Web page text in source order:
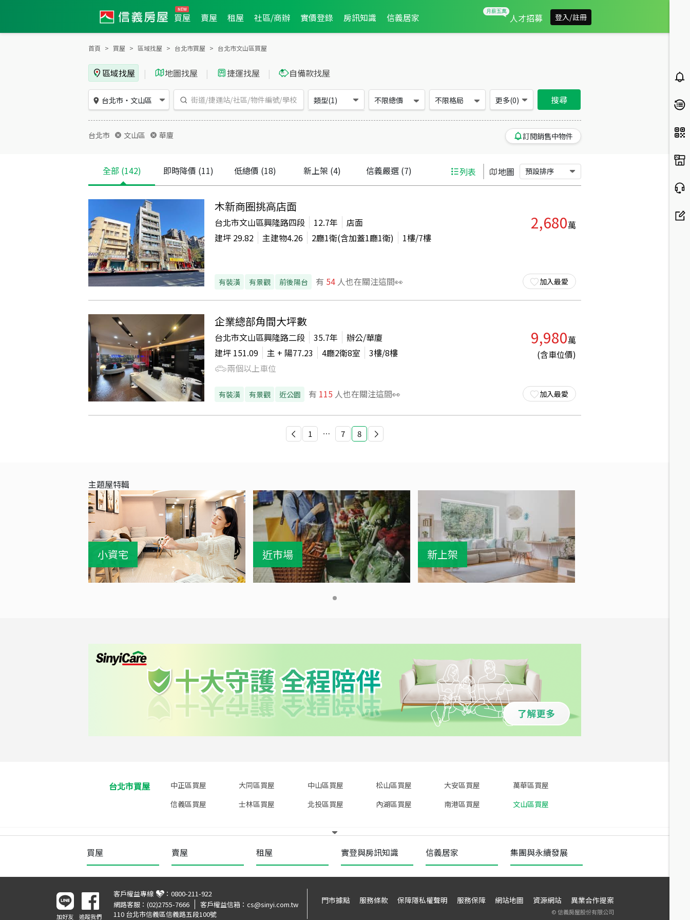
買屋 賣屋 租屋 社區/商辦 實價登錄 房訊知識 信義居家 人才招募 登入/註冊
首頁 買屋 區域找屋 台北市買屋 台北市文山區買屋
區域找屋 | 地圖找屋 | 捷運找屋 | 自備款找屋
台北市 ・ 文山區 類型(1) 不限總價 不限格局 更多(0) 搜尋
台北市 文山區 華廈 訂閱銷售中物件
全部 (142) 即時降價 (11) 低總價 (18) 新上架 (4) 信義嚴選(7) 列表 地圖 預設排序
木新商圈挑高店面
台北市文山區興隆路四段 12.7年
店面
建坪 29.82 主建物4.26 2廳1衛(含加蓋1廳1衛) 1樓/7樓
有裝潢 有景觀 前後陽台 有 54 人也在關注這間👀
2,680萬
加入最愛
企業總部角間大坪數
台北市文山區興隆路二段 35.7年
辦公/華廈
建坪 151.09 主 + 陽77.23 4廳2衛8室 3樓/8樓
兩個以上車位
有裝潢 有景觀 近公園 有 115 人也在關注這間👀
9,980萬
(含車位價)
加入最愛
1 ⋯ 7 8
主題屋特輯
小資宅 近市場 新上架
台北市買屋 中正區買屋 大同區買屋 中山區買屋 松山區買屋 大安區買屋
萬華區買屋
信義區買屋
士林區買屋 北投區買屋 內湖區買屋 南港區買屋 文山區買屋
買屋 賣屋 租屋 實登與房訊知識 信義居家 集團與永續發展
加好友 追蹤我們
客戶權益專線 ： 0800-211-922
網路客服： (02)2755-7666 客戶權益信箱： cs@sinyi.com.tw
110 台北市信義區信義路五段100號
門市據點 服務條款 保障隱私權聲明 服務保障 網站地圖 資源網站 異業合作提案
©信義房屋股份有限公司